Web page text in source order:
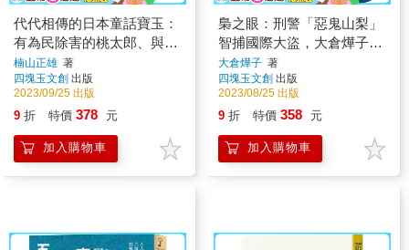
代代相傳的日本童話寶玉：
有為民除害的桃太郎、與熊
相撲的金太郎，還有人生如
幻的浦島太郎……
楠山正雄 著
四塊玉文創 出版
2023/09/25 出版
9 折 特價 378 元
加入購物車
梟之眼：刑警「惡鬼山梨」
智捕國際大盜，大倉燁子推
理短篇小說選集
大倉燁子 著
四塊玉文創 出版
2023/08/25 出版
9 折 特價 358 元
加入購物車